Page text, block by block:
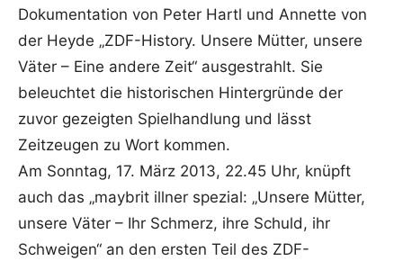
Dokumentation von Peter Hartl und Annette von
der Heyde „ZDF-History. Unsere Mütter, unsere
Väter – Eine andere Zeit“ ausgestrahlt. Sie
beleuchtet die historischen Hintergründe der
zuvor gezeigten Spielhandlung und lässt
Zeitzeugen zu Wort kommen.
Am Sonntag, 17. März 2013, 22.45 Uhr, knüpft
auch das „maybrit illner spezial: „Unsere Mütter,
unsere Väter – Ihr Schmerz, ihre Schuld, ihr
Schweigen“ an den ersten Teil des ZDF-